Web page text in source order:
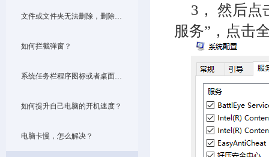
文件或文件夹无法删除，删除提示出错。
如何拦截弹窗？
系统任务栏程序图标或者桌面图标显示不正常或空白，怎么解决？
如何提升自己电脑的开机速度？
电脑卡慢，怎么解决？
3， 然后点
服务”，点击